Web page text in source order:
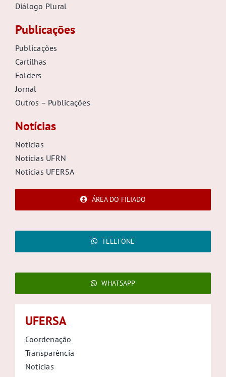
Diálogo Plural
Publicações
Publicações
Cartilhas
Folders
Jornal
Outros – Publicações
Notícias
Notícias
Notícias UFRN
Notícias UFERSA
ÁREA DO FILIADO
TELEFONE
WHATSAPP
UFERSA
Coordenação
Transparência
Notícias